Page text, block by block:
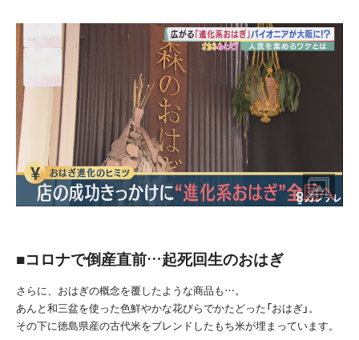
■コロナで倒産直前…起死回生のおはぎ
さらに、おはぎの概念を覆したような商品も…。
あんと和三盆を使った色鮮やかな花びらでかたどった「おはぎ」。
その下に徳島県産の古代米をブレンドしたもち米が埋まっています。